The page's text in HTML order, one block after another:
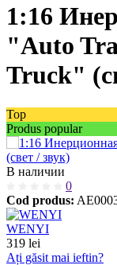
1:16
"Auto
Truck"
Top
Produs popular
В наличии
0
Cod produs:
WENYI
319 lei
Ați găsit mai ieftin?